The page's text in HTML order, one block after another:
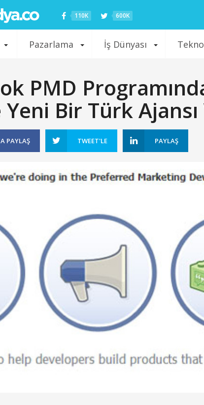
110K 600K
Pazarlama İş Dünyası
PMD
Bir Türk Ajansı
PAYLAŞ TWEET'LE PAYLAŞ